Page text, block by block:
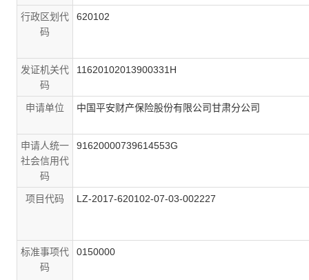
行政区划代
码
620102
发证机关代
码
11620102013900331H
申请单位 中国平安财产保险股份有限公司甘肃分公司
申请人统一
社会信用代
码
91620000739614553G
项目代码 LZ-2017-620102-07-03-002227
标准事项代
码
0150000